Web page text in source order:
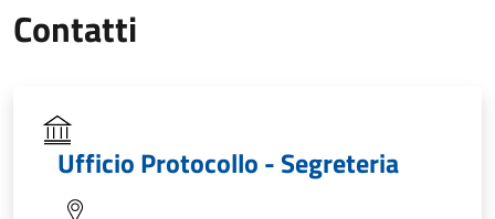
Contatti
Ufficio Protocollo - Segreteria